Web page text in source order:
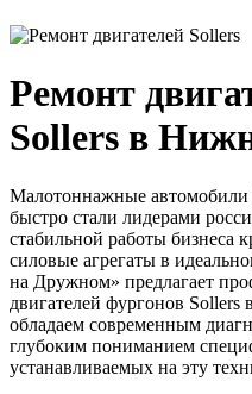
Ремонт
Sollers в
Малотоннажные автомобили
быстро стали лидерами
стабильной работы бизнеса
силовые агрегаты в
на Дружном» предлагает
двигателей фургонов
обладаем современным
глубоким пониманием
устанавливаемых на эту